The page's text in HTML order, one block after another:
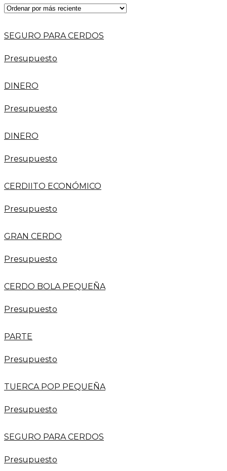
SEGURO PARA CERDOS
Presupuesto
DINERO
Presupuesto
DINERO
Presupuesto
CERDIITO ECONÓMICO
Presupuesto
GRAN CERDO
Presupuesto
CERDO BOLA PEQUEÑA
Presupuesto
PARTE
Presupuesto
TUERCA POP PEQUEÑA
Presupuesto
SEGURO PARA CERDOS
Presupuesto